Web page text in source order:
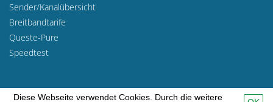
Sender/Kanalübersicht
Breitbandtarife
Queste-Pure
Speedtest
Diese Webseite verwendet Cookies. Durch die weitere